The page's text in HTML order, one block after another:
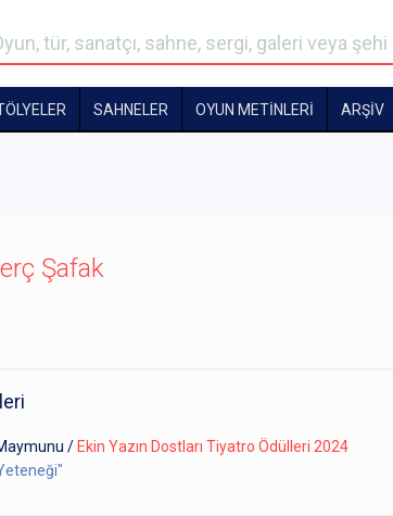
SAHNELER OYUN METİNLERİ ARŞİV
Şafak
/ Ekin Yazın Dostları Tiyatro Ödülleri 2024